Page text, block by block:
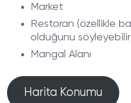
Market
Restoran (özellikle
olduğunu
Mangal Alanı
Harita Konumu